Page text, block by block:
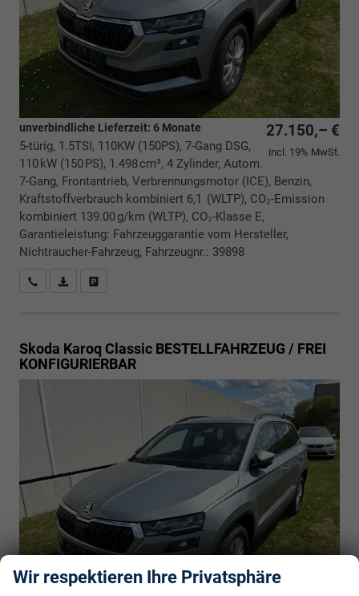
27.150,– €
incl. 19% MwSt.
unverbindliche Lieferzeit: 6 Monate
5-türig, 1.5TSI, 110KW (150PS), 7-Gang DSG,
110 kW (150 PS), 1.498 cm³, 4 Zylinder, Autom.
7-Gang, Frontantrieb, Verbrennungsmotor (ICE), Benzin,
Kraftstoffverbrauch kombiniert 6,1 (WLTP), CO₂-Emission
kombiniert 139.00 g/km (WLTP), CO₂-Klasse E,
Garantieleistung: Fahrzeuggarantie vom Hersteller,
Nichtraucher-Fahrzeug, Fahrzeugnr.: 39898
Rückrufbitte absenden
PDF-Datei, Fahrzeugexposé drucken
Skoda Karoq Classic BESTELLFAHRZEUG / FREI
KONFIGURIERBAR
Wir respektieren Ihre Privatsphäre